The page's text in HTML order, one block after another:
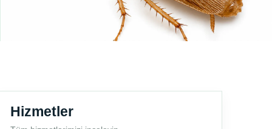
Hizmetler